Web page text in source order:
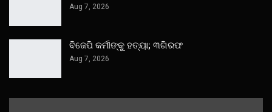
Aug 7, 2026
ବିଜେପି କର୍ମୀଙ୍କୁ ହତ୍ୟା; ୩ଗିରଫ
Aug 7, 2026